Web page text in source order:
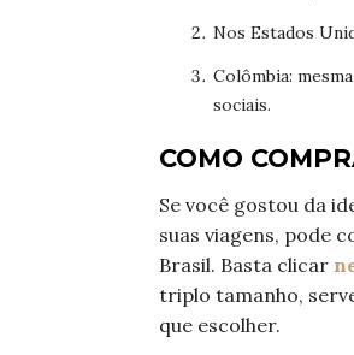
Nos Estados
Colômbia:
sociais.
COMO
Se você gostou da
suas viagens, pode
Brasil. Basta clicar
triplo tamanho,
que escolher.